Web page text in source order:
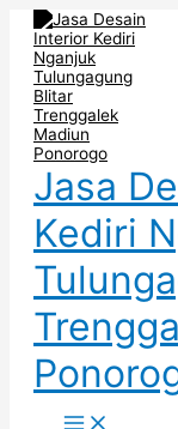
Skip
content
Jasa
Kediri
Menu
Post
navigation